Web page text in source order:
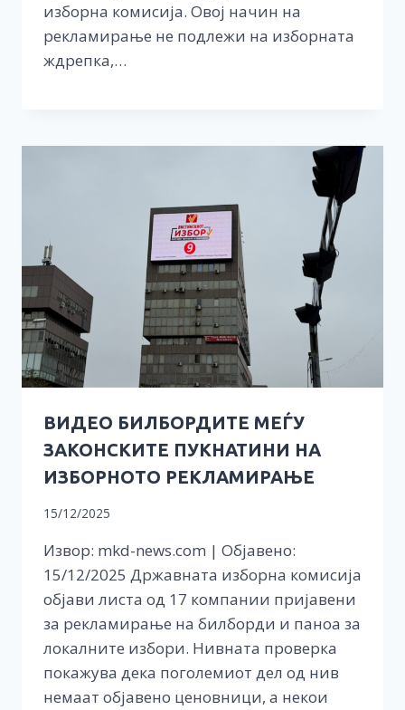
изборна комисија. Овој начин на
рекламирање не подлежи на изборната
ждрепка,…
ВИДЕО БИЛБОРДИТЕ МЕЃУ
ЗАКОНСКИТЕ ПУКНАТИНИ НА
ИЗБОРНОТО РЕКЛАМИРАЊЕ
15/12/2025
Извор: mkd-news.com | Објавено:
15/12/2025 Државната изборна комисија
објави листа од 17 компании пријавени
за рекламирање на билборди и паноа за
локалните избори. Нивната проверка
покажува дека поголемиот дел од нив
немаат објавено ценовници, а некои